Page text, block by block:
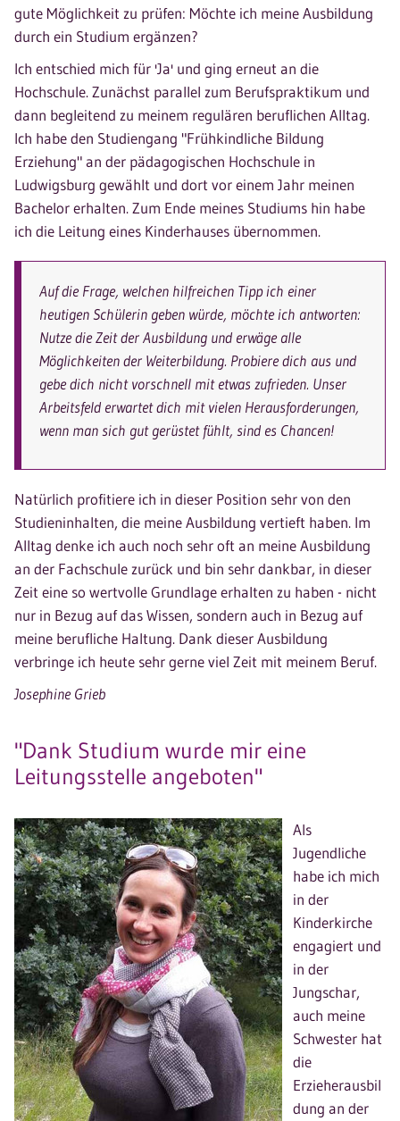
gute Möglichkeit zu prüfen: Möchte ich meine Ausbildung
durch ein Studium ergänzen?
Ich entschied mich für 'Ja' und ging erneut an die
Hochschule. Zunächst parallel zum Berufspraktikum und
dann begleitend zu meinem regulären beruflichen Alltag.
Ich habe den Studiengang "Frühkindliche Bildung
Erziehung" an der pädagogischen Hochschule in
Ludwigsburg gewählt und dort vor einem Jahr meinen
Bachelor erhalten. Zum Ende meines Studiums hin habe
ich die Leitung eines Kinderhauses übernommen.
Auf die Frage, welchen hilfreichen Tipp ich einer
heutigen Schülerin geben würde, möchte ich antworten:
Nutze die Zeit der Ausbildung und erwäge alle
Möglichkeiten der Weiterbildung. Probiere dich aus und
gebe dich nicht vorschnell mit etwas zufrieden. Unser
Arbeitsfeld erwartet dich mit vielen Herausforderungen,
wenn man sich gut gerüstet fühlt, sind es Chancen!
Natürlich profitiere ich in dieser Position sehr von den
Studieninhalten, die meine Ausbildung vertieft haben. Im
Alltag denke ich auch noch sehr oft an meine Ausbildung
an der Fachschule zurück und bin sehr dankbar, in dieser
Zeit eine so wertvolle Grundlage erhalten zu haben - nicht
nur in Bezug auf das Wissen, sondern auch in Bezug auf
meine berufliche Haltung. Dank dieser Ausbildung
verbringe ich heute sehr gerne viel Zeit mit meinem Beruf.
Josephine Grieb
"Dank Studium wurde mir eine
Leitungsstelle angeboten"
Als
Jugendliche
habe ich mich
in der
Kinderkirche
engagiert und
in der
Jungschar,
auch meine
Schwester hat
die
Erzieherausbil
dung an der